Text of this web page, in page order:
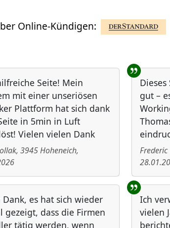
Online-Kündigen:
Seite! Mein
mit einer unseriösen
Plattform hat sich dank
in 5min in Luft
Vielen vielen Dank
, 3945Hoheneich,
gut –
Dank, es hat sich wieder
gezeigt, dass die Firmen
tätig werden, wenn
Ich
vielen